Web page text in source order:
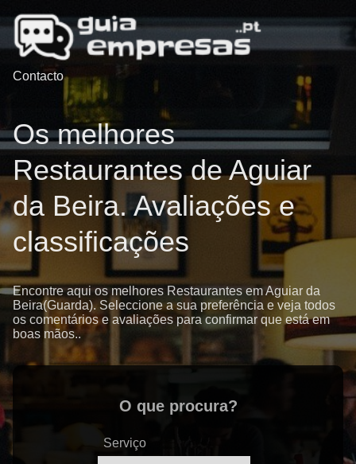
Contacto
Os melhores
Restaurantes de Aguiar
da Beira. Avaliações e
classificações
Encontre aqui os melhores Restaurantes em Aguiar da
Beira(Guarda). Seleccione a sua preferência e veja todos
os comentários e avaliações para confirmar que está em
boas mãos..
O que procura?
Serviço